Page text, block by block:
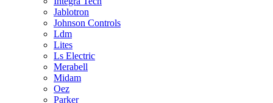
Jablotron
Johnson Controls
Ldm
Lites
Ls Electric
Merabell
Midam
Oez
Parker